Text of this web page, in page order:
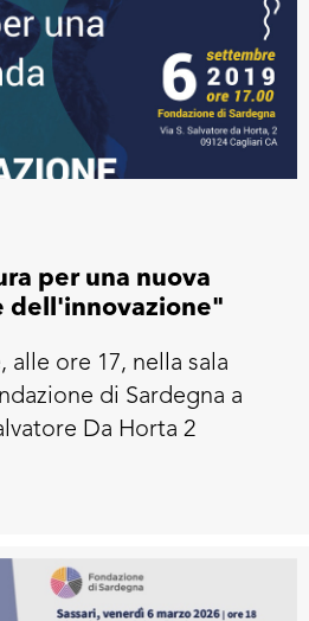
per una nuova
dell'innovazione"
ore 17, nella sala
di Sardegna a
Da Horta 2